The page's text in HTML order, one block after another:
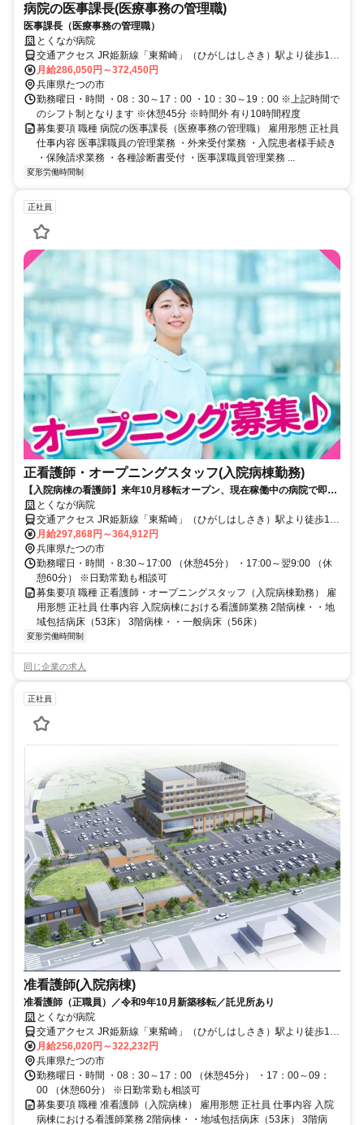
病院の医事課長(医療事務の管理職)
医事課長（医療事務の管理職）
とくなが病院
交通アクセス JR姫新線「東觜崎」（ひがしはしさき）駅より徒歩10
分
月給286,050円～372,450円
兵庫県たつの市
勤務曜日・時間 ・08：30～17：00 ・10：30～19：00 ※上記時間で
のシフト制となります ※休憩45分 ※時間外 有り10時間程度
募集要項 職種 病院の医事課長（医療事務の管理職） 雇用形態 正社員
仕事内容 医事課職員の管理業務 ・外来受付業務 ・入院患者様手続き
・保険請求業務 ・各種診断書受付 ・医事課職員管理業務 ...
変形労働時間制
正社員
正看護師・オープニングスタッフ(入院病棟勤務)
【入院病棟の看護師】来年10月移転オープン、現在稼働中の病院で即勤
務できる方☆
とくなが病院
交通アクセス JR姫新線「東觜崎」（ひがしはしさき）駅より徒歩10
分
月給297,868円～364,912円
兵庫県たつの市
勤務曜日・時間 ・8:30～17:00 （休憩45分） ・17:00～翌9:00 （休
憩60分） ※日勤常勤も相談可
募集要項 職種 正看護師・オープニングスタッフ（入院病棟勤務） 雇
用形態 正社員 仕事内容 入院病棟における看護師業務 2階病棟・・地
域包括病床（53床） 3階病棟・・一般病床（56床）
変形労働時間制
同じ企業の求人
正社員
准看護師(入院病棟)
准看護師（正職員）／令和9年10月新築移転／託児所あり
とくなが病院
交通アクセス JR姫新線「東觜崎」（ひがしはしさき）駅より徒歩10
分
月給256,020円～322,232円
兵庫県たつの市
勤務曜日・時間 ・08：30～17：00 （休憩45分） ・17：00～09：
00 （休憩60分） ※日勤常勤も相談可
募集要項 職種 准看護師（入院病棟） 雇用形態 正社員 仕事内容 入院
病棟における看護師業務 2階病棟・・地域包括病床（53床） 3階病